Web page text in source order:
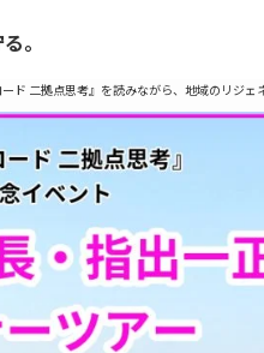
。
二拠点思考』を読みながら、地域のリジ